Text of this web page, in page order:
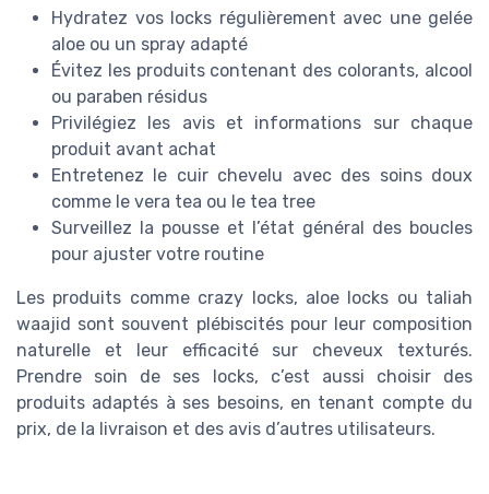
Hydratez vos locks régulièrement avec une gelée
aloe ou un spray adapté
Évitez les produits contenant des colorants, alcool
ou paraben résidus
Privilégiez les avis et informations sur chaque
produit avant achat
Entretenez le cuir chevelu avec des soins doux
comme le vera tea ou le tea tree
Surveillez la pousse et l’état général des boucles
pour ajuster votre routine
Les produits comme crazy locks, aloe locks ou taliah
waajid sont souvent plébiscités pour leur composition
naturelle et leur efficacité sur cheveux texturés.
Prendre soin de ses locks, c’est aussi choisir des
produits adaptés à ses besoins, en tenant compte du
prix, de la livraison et des avis d’autres utilisateurs.